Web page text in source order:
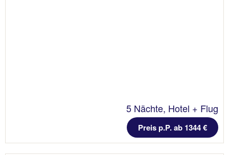
5 Nächte, Hotel + Flug
Preis p.P. ab 1344 €